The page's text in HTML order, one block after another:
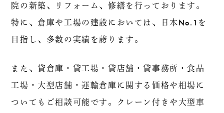
院の新築、リフォーム、修繕を行っております。
特に、倉庫や工場の建設においては、日本No.1を
目指し、多数の実績を誇ります。
また、貸倉庫・貸工場・貸店舗・貸事務所・食品
工場・大型店舗・運輸倉庫に関する価格や相場に
ついてもご相談可能です。クレーン付きや大型車